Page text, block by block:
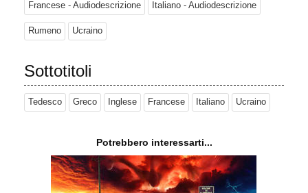
Francese - Audiodescrizione Italiano - Audiodescrizione
Rumeno Ucraino
Sottotitoli
Tedesco Greco Inglese Francese Italiano Ucraino
Potrebbero interessarti...